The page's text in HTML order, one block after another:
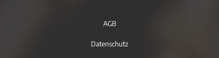
AGB
Datenschutz